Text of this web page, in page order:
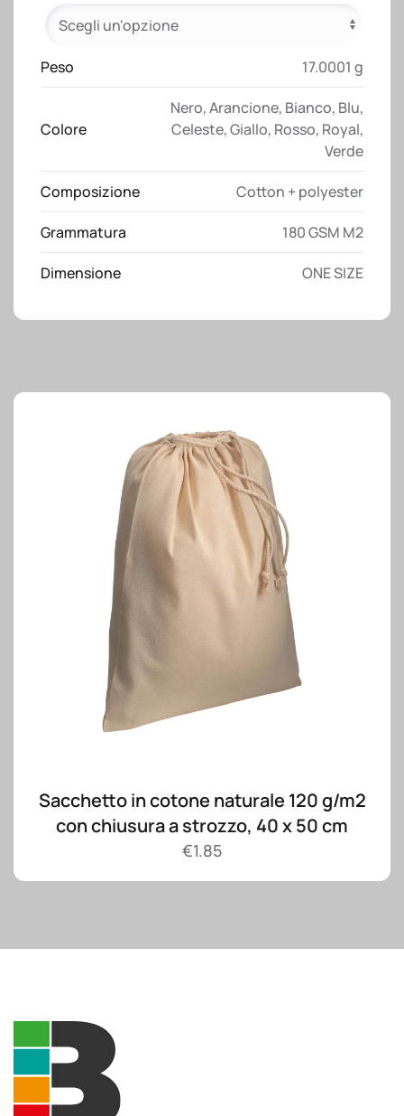
gr/m2
tinta
unita
Peso 17.0001 g
Colore
Nero,Arancione, Bianco, Blu,
Celeste,Giallo, Rosso, Royal,
Verde
Composizione Cotton + polyester
Grammatura 180 GSM M2
Dimensione ONE SIZE
Sacchetto in cotone naturale 120 g/m2
con chiusura a strozzo, 40 x 50 cm
€1.85